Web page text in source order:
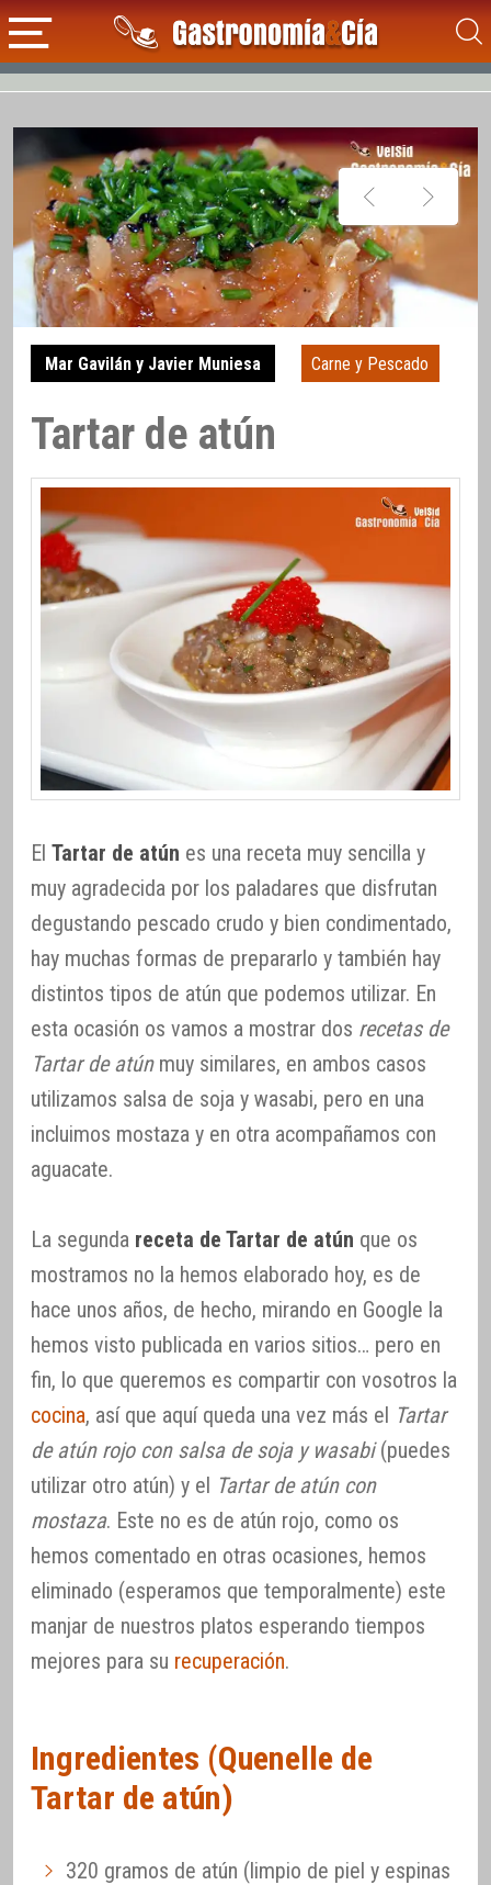
Mar Gavilán y Javier Muniesa Carne y Pescado
Tartar de atún
El Tartar de atún es una receta muy sencilla y
muy agradecida por los paladares que disfrutan
degustando pescado crudo y bien condimentado,
hay muchas formas de prepararlo y también hay
distintos tipos de atún que podemos utilizar. En
esta ocasión os vamos a mostrar dos recetas de
Tartar de atúnmuy similares, en ambos casos
utilizamos salsa de soja y wasabi, pero en una
incluimos mostaza y en otra acompañamos con
aguacate.
La segunda receta de Tartar de atún que os
mostramos no la hemos elaborado hoy, es de
hace unos años, de hecho, mirando en Google la
hemos visto publicada en varios sitios… pero en
fin, lo que queremos es compartir con vosotros la
cocina, así que aquí queda una vez más el Tartar
de atún rojo con salsa de soja y wasabi(puedes
utilizar otro atún) y el Tartar de atún con
mostaza. Este no es de atún rojo, como os
hemos comentado en otras ocasiones, hemos
eliminado (esperamos que temporalmente) este
manjar de nuestros platos esperando tiempos
mejores para su recuperación.
Ingredientes (Quenelle de
Tartar de atún)
320 gramos de atún (limpio de piel y espinas